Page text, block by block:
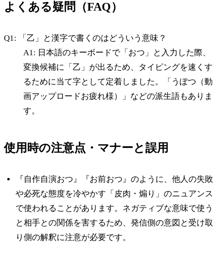
よくある疑問（FAQ）
Q1: 「乙」と漢字で書くのはどういう意味？
A1: 日本語のキーボードで「おつ」と入力した際、
変換候補に「乙」が出るため、タイピングを速くす
るために当て字として定着しました。「うぽつ（動
画アップロードお疲れ様）」などの派生語もありま
す。
使用時の注意点・マナーと誤用
『自作自演おつ』『お前おつ』のように、他人の失敗
や必死な態度を冷やかす「皮肉・煽り」のニュアンス
で使われることがあります。ネガティブな意味で使う
と相手との関係を害するため、発信側の意図と受け取
り側の解釈に注意が必要です。